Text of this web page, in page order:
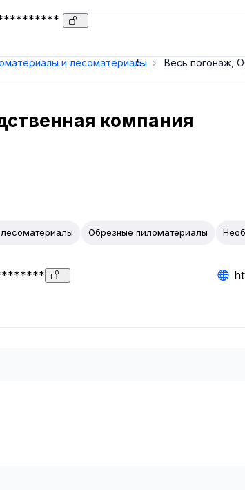
и лесоматериалы Весь погонаж,
компания
Обрезные пиломатериалы